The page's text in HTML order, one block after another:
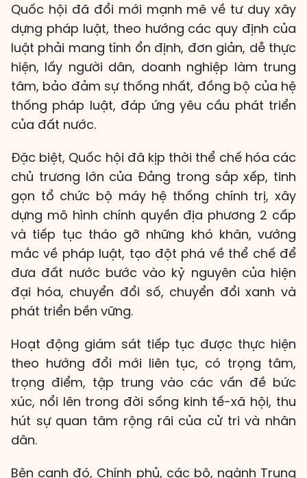
Quốc hội đã đổi mới mạnh mẽ về tư duy xây
dựng pháp luật, theo hướng các quy định của
luật phải mang tính ổn định, đơn giản, dễ thực
hiện, lấy người dân, doanh nghiệp làm trung
tâm, bảo đảm sự thống nhất, đồng bộ của hệ
thống pháp luật, đáp ứng yêu cầu phát triển
của đất nước.
Đặc biệt, Quốc hội đã kịp thời thể chế hóa các
chủ trương lớn của Đảng trong sắp xếp, tinh
gọn tổ chức bộ máy hệ thống chính trị, xây
dựng mô hình chính quyền địa phương 2 cấp
và tiếp tục tháo gỡ những khó khăn, vướng
mắc về pháp luật, tạo đột phá về thể chế để
đưa đất nước bước vào kỷ nguyên của hiện
đại hóa, chuyển đổi số, chuyển đổi xanh và
phát triển bền vững.
Hoạt động giám sát tiếp tục được thực hiện
theo hướng đổi mới liên tục, có trọng tâm,
trọng điểm, tập trung vào các vấn đề bức
xúc, nổi lên trong đời sống kinh tế-xã hội, thu
hút sự quan tâm rộng rãi của cử tri và nhân
dân.
Bên cạnh đó, Chính phủ, các bộ, ngành Trung